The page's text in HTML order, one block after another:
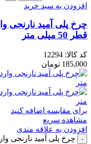
افزودن به سبد خرید
چرخ پلی آمید نارنجی
قطر 50 میلی متر
کد کالا: 12294
185,000 تومان
برای مقایسه اضافه کنید
مشاهده سریع
افزودن به علاقه مندی